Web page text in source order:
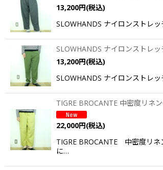
13,200円(税込)
SLOWHANDS ナイロンストレ
SLOWHANDS ナイロンストレ
13,200円(税込)
SLOWHANDS ナイロンストレ
TIGRE BROCANTE 中密度リネ
22,000円(税込)
TIGRE BROCANTE 中密度リネ
に…